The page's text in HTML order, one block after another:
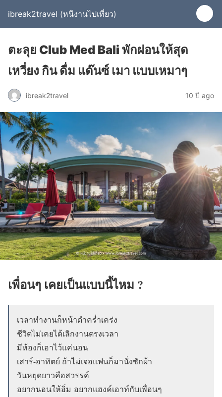
ibreak2travel (หนีงานไปเที่ยว)
ตะลุย Club Med Bali พักผ่อนให้สุด
เหวี่ยง กิน ดื่ม แด๊นซ์ เมา แบบเหมาๆ
ibreak2travel 10 ปี ago
เพื่อนๆ เคยเป็นแบบนี้ไหม ?
เวลาทำงานก็หน้าดำคร่ำเคร่ง
ชีวิตไม่เคยได้เลิกงานตรงเวลา
มีห้องก็เอาไว้แค่นอน
เสาร์-อาทิตย์ ถ้าไม่เจอแฟนก็มานั่งซักผ้า
วันหยุดยาวคือสวรรค์
อยากนอนให้อิ่ม อยากแฮงค์เอาท์กับเพื่อนๆ